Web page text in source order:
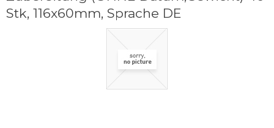
Stk, 116x60mm, Sprache DE